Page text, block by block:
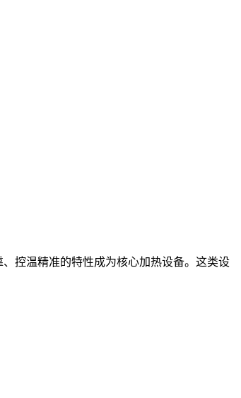
控温精准的特性成为核心加热设备。这类设